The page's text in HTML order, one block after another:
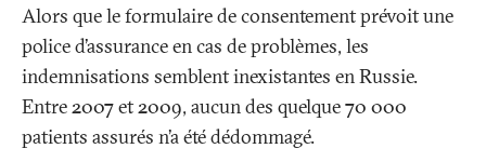
Alors que le formulaire de consentement prévoit une
police d’assurance en cas de problèmes, les
indemnisations semblent inexistantes en Russie.
Entre 2007 et 2009, aucun des quelque 70 000
patients assurés n’a été dédommagé.